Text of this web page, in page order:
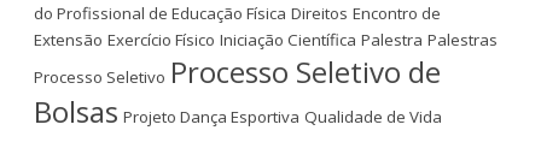
do Profissional de Educação Física Direitos Encontro de
Extensão Exercício Físico Iniciação Científica Palestra Palestras
Processo Seletivo Processo Seletivo de
Bolsas Projeto Dança Esportiva Qualidade de Vida